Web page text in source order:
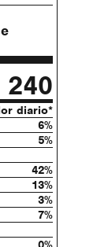
240
diario*
6%
5%
42%
13%
3%
7%